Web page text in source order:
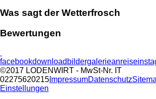
Was sagt der Wetterfrosch
Bewertungen
facebookdownload bildergalerieanreise
©2017 LODENWIRT - MwSt-Nr. IT
02275620215 ImpressumDatenschutz
Einstellungen